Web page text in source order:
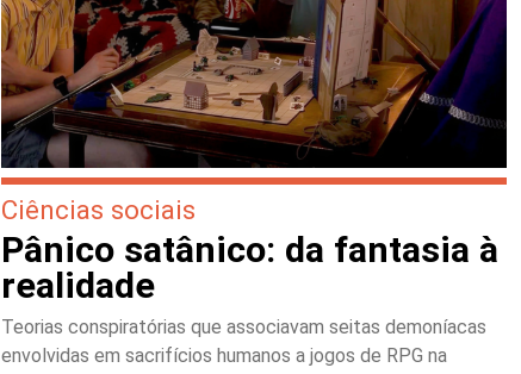
Ciências sociais
Pânico satânico: da fantasia à
realidade
Teorias conspiratórias que associavam seitas demoníacas
envolvidas em sacrifícios humanos a jogos de RPG na